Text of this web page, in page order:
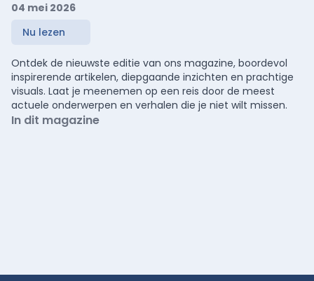
04 mei 2026
Nu lezen
Ontdek de nieuwste editie van ons magazine, boordevol
inspirerende artikelen, diepgaande inzichten en prachtige
visuals. Laat je meenemen op een reis door de meest
actuele onderwerpen en verhalen die je niet wilt missen.
In dit magazine